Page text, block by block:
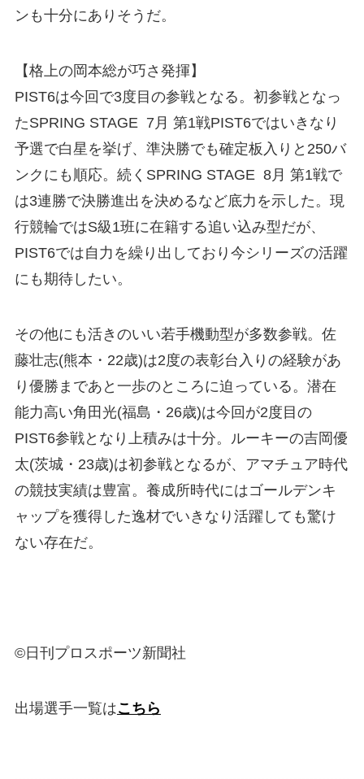
ンも十分にありそうだ。
【格上の岡本総が巧さ発揮】
PIST6は今回で3度目の参戦となる。初参戦となっ
たSPRING STAGE 7月 第1戦PIST6ではいきなり
予選で白星を挙げ、準決勝でも確定板入りと250バ
ンクにも順応。続くSPRING STAGE 8月 第1戦で
は3連勝で決勝進出を決めるなど底力を示した。現
行競輪ではS級1班に在籍する追い込み型だが、
PIST6では自力を繰り出しており今シリーズの活躍
にも期待したい。
その他にも活きのいい若手機動型が多数参戦。佐
藤壮志(熊本・22歳)は2度の表彰台入りの経験があ
り優勝まであと一歩のところに迫っている。潜在
能力高い角田光(福島・26歳)は今回が2度目の
PIST6参戦となり上積みは十分。ルーキーの吉岡優
太(茨城・23歳)は初参戦となるが、アマチュア時代
の競技実績は豊富。養成所時代にはゴールデンキ
ャップを獲得した逸材でいきなり活躍しても驚け
ない存在だ。
©日刊プロスポーツ新聞社
出場選手一覧はこちら